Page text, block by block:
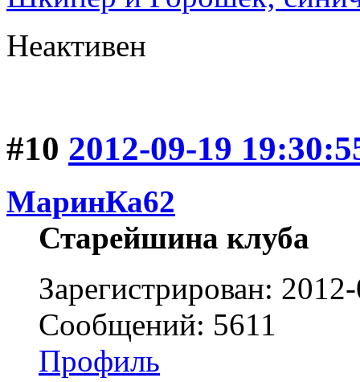
Неактивен
#10 2012-09-19
МаринКа62
Старейшина клуба
Зарегистрирован:
Сообщений: 5611
Профиль